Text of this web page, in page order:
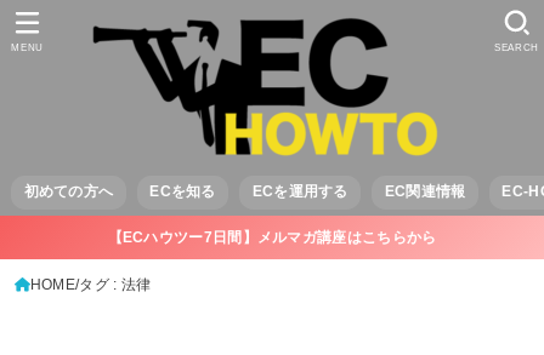
初めての方へ ECを知る ECを運用する EC関連情報 EC-
SEARCH
MENU
【ECハウツー7日間】メルマガ講座はこちらから
HOME タグ : 法律